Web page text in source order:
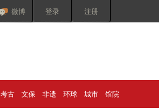
微博 登录 注册
考古 文保 非遗 环球 城市 馆院